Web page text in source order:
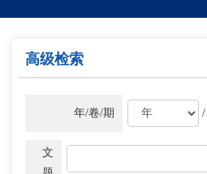
高级检索
年/卷/期 /
文